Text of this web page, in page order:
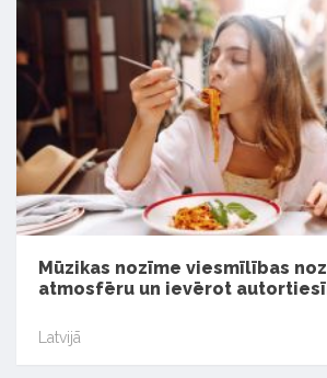
Mūzikas nozīme viesmīlības
atmosfēru un ievērot
Latvijā